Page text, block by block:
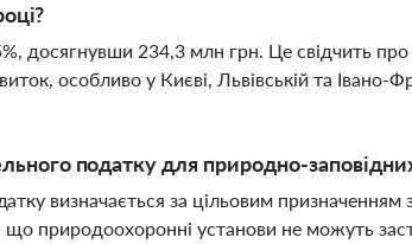
досягнувши 234,3 млн грн. Це свідчить про
особливо у Києві, Львівській та Івано-
податку для природно-
визначається за цільовим призначенням
природоохоронні установи не можуть